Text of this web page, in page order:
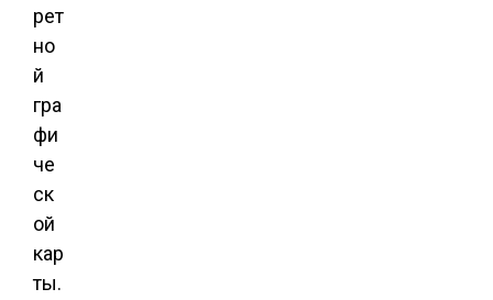
рет
но
й
гра
фи
че
ск
ой
кар
ты.